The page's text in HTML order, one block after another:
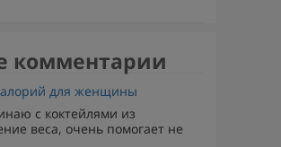
комментарии
для женщины
с коктейлями из
веса, очень помогает не